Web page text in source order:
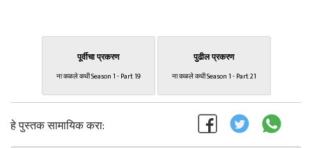
पूर्वीचा प्रकरण
ना कळले कधी Season 1 - Part 19
पुढील प्रकरण
ना कळले कधी Season 1 - Part 21
हे पुस्तक सामायिक करा: